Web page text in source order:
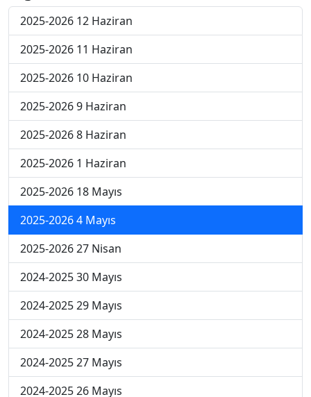
2025-2026 12 Haziran
2025-2026 11 Haziran
2025-2026 10 Haziran
2025-2026 9 Haziran
2025-2026 8 Haziran
2025-2026 1 Haziran
2025-2026 18 Mayıs
2025-2026 4 Mayıs
2025-2026 27 Nisan
2024-2025 30 Mayıs
2024-2025 29 Mayıs
2024-2025 28 Mayıs
2024-2025 27 Mayıs
2024-2025 26 Mayıs